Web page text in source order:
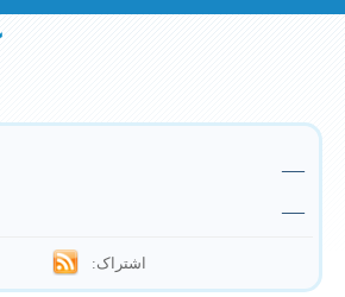
—
—
اشتراک: